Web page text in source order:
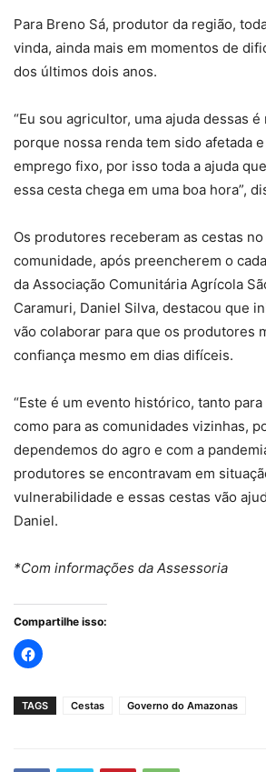
Para Breno Sá, produtor da região,
vinda, ainda mais em momentos de
dos últimos dois anos.
“Eu sou agricultor, uma ajuda dessas
porque nossa renda tem sido afetada
emprego fixo, por isso toda a ajuda
essa cesta chega em uma boa hora”,
Os produtores receberam as cestas
comunidade, após preencherem o
da Associação Comunitária Agrícola
Caramuri, Daniel Silva, destacou que
vão colaborar para que os produtores
confiança mesmo em dias difíceis.
“Este é um evento histórico, tanto
como para as comunidades vizinhas,
dependemos do agro e com a
produtores se encontravam em
vulnerabilidade e essas cestas vão
Daniel.
*Com informações da Assessoria
Compartilhe isso:
TAGS Cestas Governo do Amazonas